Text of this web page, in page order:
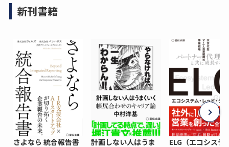
新刊書籍
さよなら 統合報告書
計画しない人はうま
ELG（エコシステ